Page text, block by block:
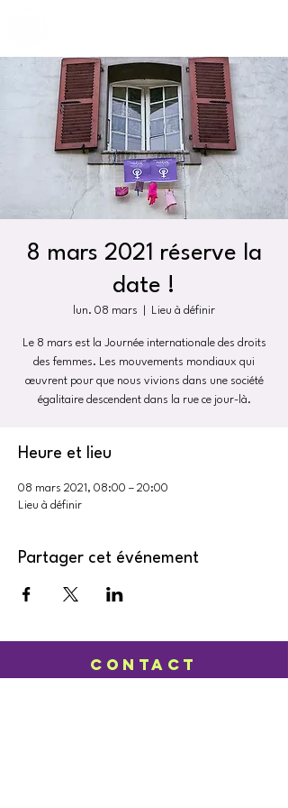
8 mars 2021 réserve la
date !
lun. 08 mars Lieu à définir
Le 8 mars est la Journée internationale des droits
des femmes. Les mouvements mondiaux qui
œuvrent pour que nous vivions dans une société
égalitaire descendent dans la rue ce jour-là.
Heure et lieu
08 mars 2021, 08:00 – 20:00
Lieu à définir
Partager cet événement
CONTACT